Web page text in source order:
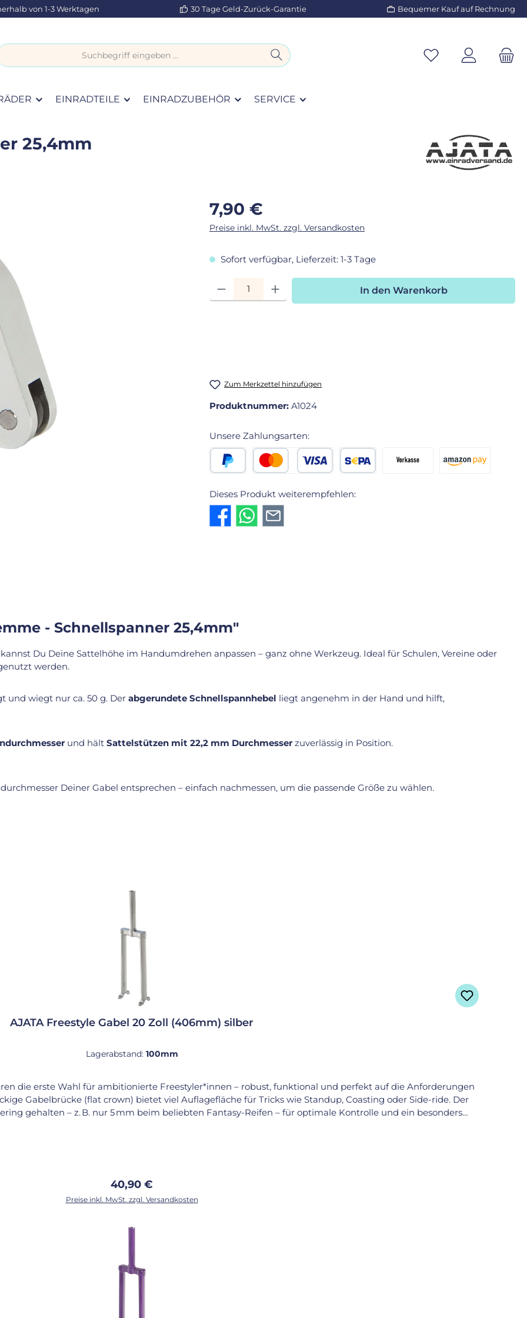
von 1-3 Werktagen 30 Tage Geld-Zurück-Garantie Bequemer Kauf auf Rechnung
EINRADTEILE EINRADZUBEHÖR SERVICE
25,4mm
Regulärer Preis:
7,90 €
Preise inkl. MwSt. zzgl. Versandkosten
Sofort verfügbar, Lieferzeit: 1-3 Tage
Produkt Anzahl: Gib den gewünschten Wert ein oder benutze die
In den Warenkorb
Zum Merkzettel hinzufügen
Produktnummer: A1024
Unsere Zahlungsarten:
Dieses Produkt weiterempfehlen:
- Schnellspanner 25,4mm"
kannst Du Deine Sattelhöhe im Handumdrehen anpassen – ganz ohne Werkzeug. Ideal für Schulen, Vereine oder
werden.
und wiegt nur ca. 50 g. Der abgerundete Schnellspannhebel liegt angenehm in der Hand und hilft,
und hält Sattelstützen mit 22,2 mm Durchmesser zuverlässig in Position.
Deiner Gabel entsprechen – einfach nachmessen, um die passende Größe zu wählen.
AJATA Freestyle Gabel 20 Zoll (406mm) silber
Lagerabstand: 100mm
die erste Wahl für ambitionierte Freestyler*innen – robust, funktional und perfekt auf die Anforderungen
Gabelbrücke (flat crown) bietet viel Auflagefläche für Tricks wie Standup, Coasting oder Side-ride. Der
gehalten – z. B. nur 5 mm beim beliebten Fantasy-Reifen – für optimale Kontrolle und ein besonders
Eine der meistgefahrenen Freestyle-Gabeln überhaupt – zuverlässig, bewährt und top im Handling. Wenn
Fahrer*innen seit Jahren auf Wettkämpfen überzeugen, liegst Du mit diesem Modell genau richtig.
Regulärer Preis:
40,90 €
Preise inkl. MwSt. zzgl. Versandkosten